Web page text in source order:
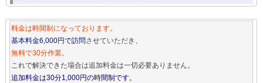
料金は時間制になっております。
基本料金6,000円で訪問させていただき、
無料で30分作業。
これで解決できた場合は追加料金は一切必要ありません。
追加料金は30分1,000円の時間制です。